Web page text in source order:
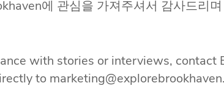
에 관심을 가져주셔서 감사드리
with stories or interviews, contact
to